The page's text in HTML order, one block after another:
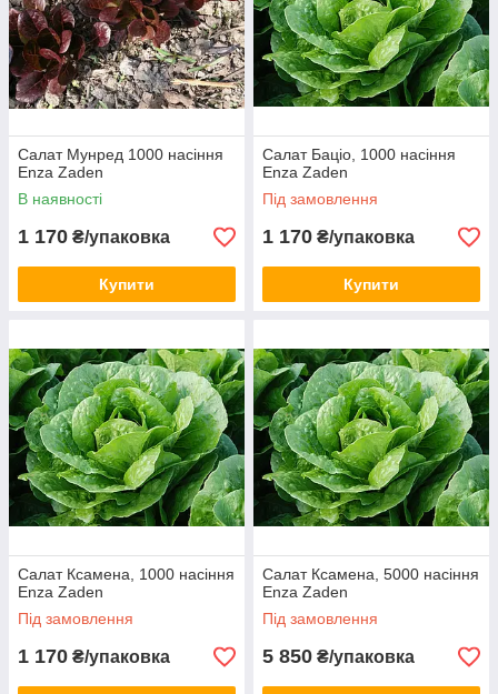
Салат Мунред 1000 насіння
Enza Zaden
В наявності
1 170 ₴/упаковка
Купити
Салат Баціо, 1000 насіння
Enza Zaden
Під замовлення
1 170 ₴/упаковка
Купити
Салат Ксамена, 1000 насіння
Enza Zaden
Під замовлення
1 170 ₴/упаковка
Салат Ксамена, 5000 насіння
Enza Zaden
Під замовлення
5 850 ₴/упаковка